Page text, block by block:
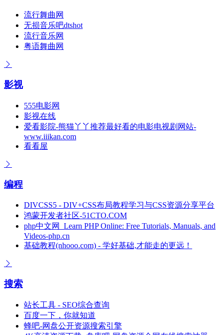
流行舞曲网
无损音乐吧dtshot
流行音乐网
粤语舞曲网
影视
555电影网
影视在线
爱看影院-熊猫丫丫推荐最好看的电影电视剧网站-
www.iiikan.com
看看屋
编程
DIVCSS5 - DIV+CSS布局教程学习与CSS资源分享平台
鸿蒙开发者社区-51CTO.COM
php中文网_Learn PHP Online: Free Tutorials, Manuals, and
Videos-php.cn
基础教程(nhooo.com) - 学好基础,才能走的更远！
搜索
站长工具 - SEO综合查询
百度一下，你就知道
蜂吧-网盘公开资源搜索引擎